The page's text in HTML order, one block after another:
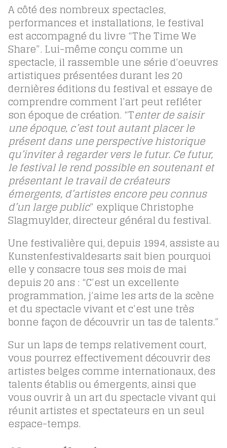
A côté des nombreux spectacles,
performances et installations, le festival
est accompagné du livre “The Time We
Share”. Lui-même conçu comme un
spectacle, il rassemble une série d’oeuvres
artistiques présentées durant les 20
dernières éditions du festival et essaye de
comprendre comment l’art peut refléter
son époque de création. “Tenter de saisir
une époque, c’est tout autant placer le
présent dans une perspective historique
qu’inviter à regarder vers le futur. Ce futur,
le festival le rend possible en soutenant et
présentant le travail de créateurs
émergents, d’artistes encore peu connus
d’un large public” explique Christophe
Slagmuylder, directeur général du festival.
Une festivalière qui, depuis 1994, assiste au
Kunstenfestivaldesarts sait bien pourquoi
elle y consacre tous ses mois de mai
depuis 20 ans : “C’est un excellente
programmation, j’aime les arts de la scène
et du spectacle vivant et c’est une très
bonne façon de découvrir un tas de talents.”
Sur un laps de temps relativement court,
vous pourrez effectivement découvrir des
artistes belges comme internationaux, des
talents établis ou émergents, ainsi que
vous ouvrir à un art du spectacle vivant qui
réunit artistes et spectateurs en un seul
espace-temps.